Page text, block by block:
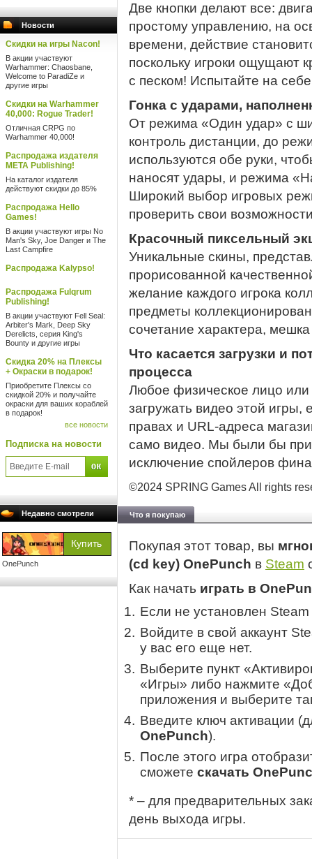
Новости
Скидки на игры Nacon!
В акции участвуют
Warhammer: Chaosbane,
Welcome to ParadiZe и
другие игры
Скидки на Warhammer
40,000: Rogue Trader!
Отличная CRPG по
Warhammer 40,000!
Распродажа издателя
META Publishing!
На каталог издателя
действуют скидки до 85%
Распродажа Hello
Games!
В акции участвуют игры No
Man's Sky, Joe Danger и The
Last Campfire
Распродажа Kalypso!
Распродажа Fulqrum
Publishing!
В акции участвуют Fell Seal:
Arbiter's Mark, Deep Sky
Derelicts, серия King's
Bounty и другие игры
Скидка 20% на Плексы
+ Окраски в подарок!
Приобретите Плексы со
скидкой 20% и получайте
окраски для ваших кораблей
в подарок!
все новости
Подписка на новости
Недавно смотрели
OnePunch
Две кнопки делают все:
простому управлению, на
времени, действие
поскольку игроки ощущают
с песком! Испытайте на
Гонка с ударами,
От режима «Один удар» с
контроль дистанции, до
используются обе руки,
наносят удары, и режима
Широкий выбор игровых
проверить свои
Красочный пиксельный
Уникальные скины,
прорисованной
желание каждого игрока
предметы
сочетание характера,
Что касается загрузки и
процесса
Любое физическое лицо
загружать видео этой
правах и URL-адреса
само видео. Мы были бы
исключение спойлеров
©2024 SPRING Games All rights
Что я покупаю
Покупая этот товар, вы
(cd key) OnePunch в Steam
Как начать играть в
Если не установлен
Войдите в свой аккаунт
у вас его еще нет.
Выберите пункт
«Игры» либо нажмите
приложения и выберите
Введите ключ активации
OnePunch).
После этого игра
сможете скачать
* – для предварительных
день выхода игры.